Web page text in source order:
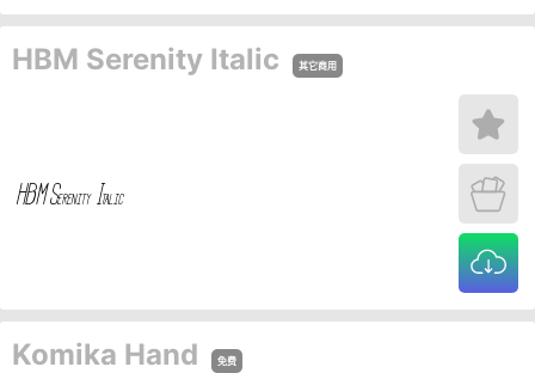
HBM Serenity Italic 其它商用
Komika Hand 免费